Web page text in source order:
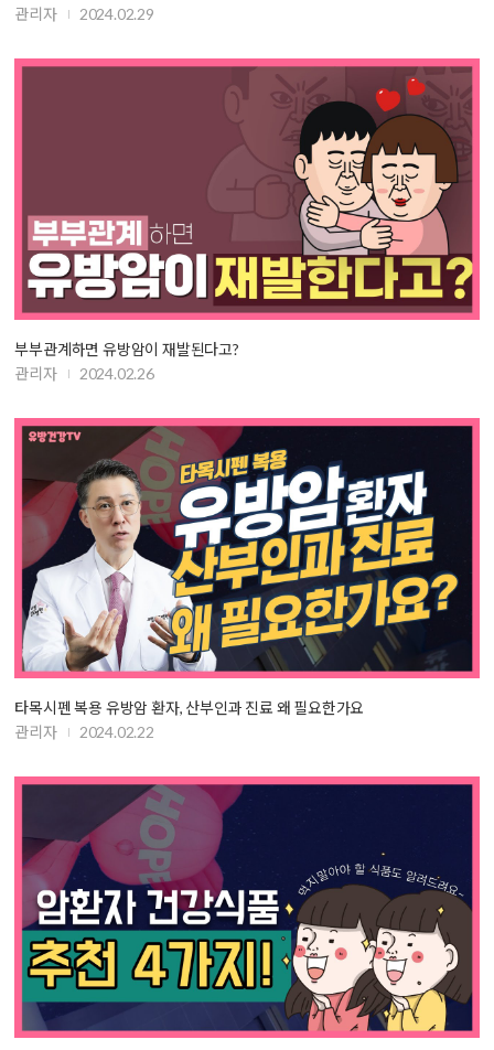
관리자
2024.02.29
부부관계하면 유방암이 재발된다고?
관리자
2024.02.26
타목시펜 복용 유방암 환자, 산부인과 진료 왜 필요한가요
관리자
2024.02.22